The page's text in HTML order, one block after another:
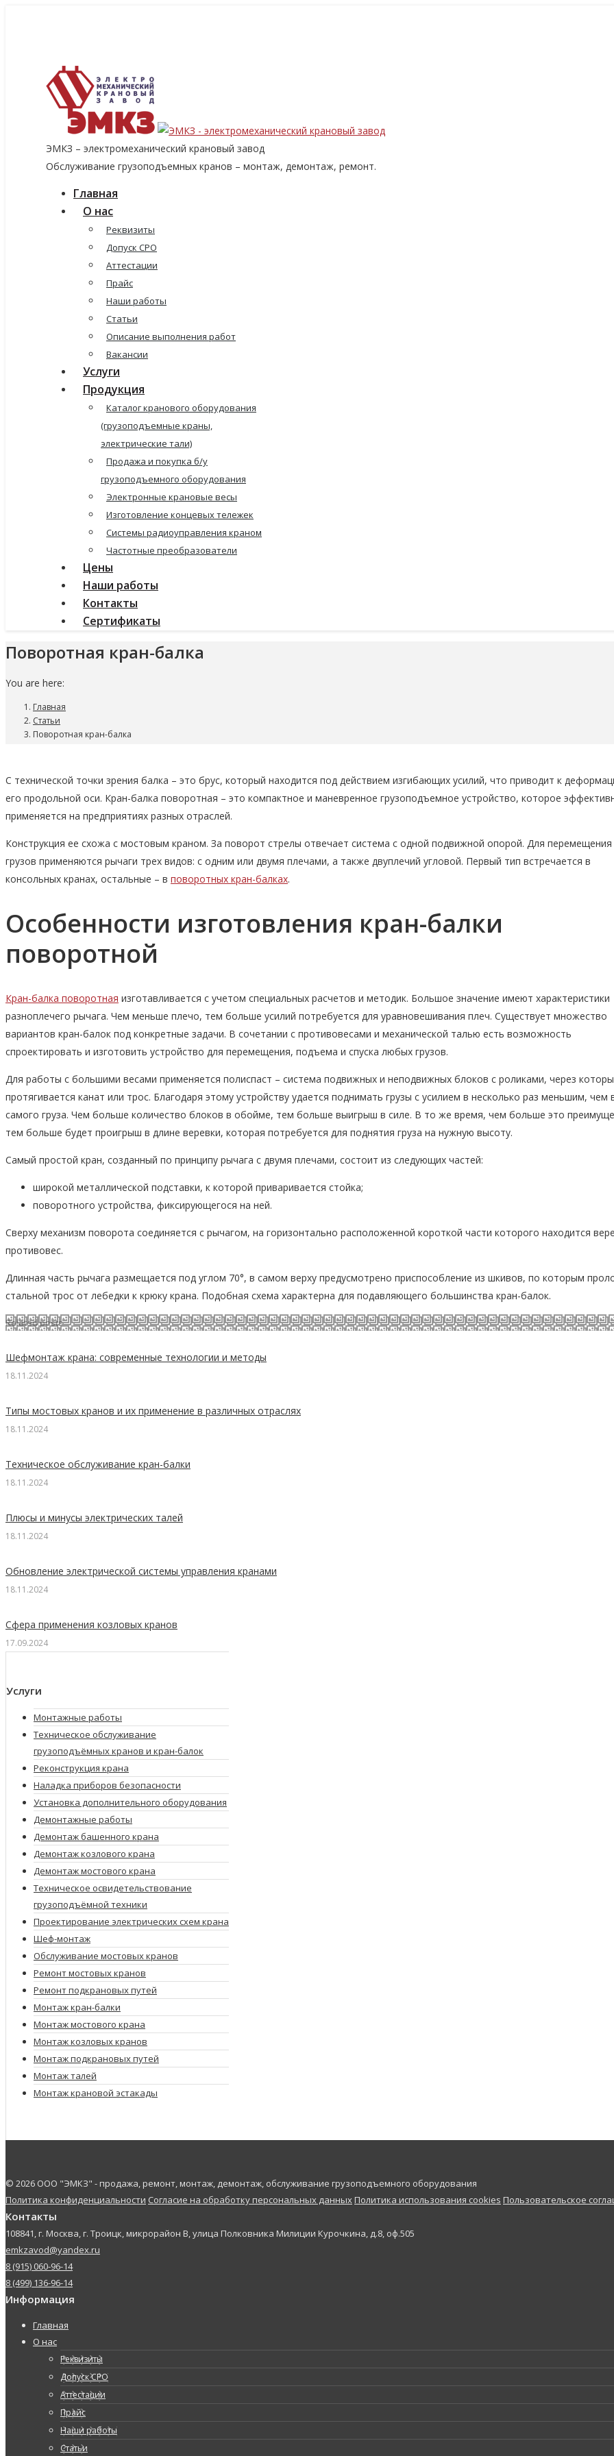
ЭМКЗ – электромеханический крановый завод
Обслуживание грузоподъемных кранов – монтаж, демонтаж, ремонт.
Главная
О нас
Реквизиты
Допуск СРО
Аттестации
Прайс
Наши работы
Статьи
Описание выполнения работ
Вакансии
Услуги
Продукция
Каталог кранового оборудования
(грузоподъемные краны,
электрические тали)
Продажа и покупка б/у
грузоподъемного оборудования
Электронные крановые весы
Изготовление концевых тележек
Системы радиоуправления краном
Частотные преобразователи
Цены
Наши работы
Контакты
Сертификаты
Поворотная кран-балка
You are here:
Главная
Статьи
Поворотная кран-балка
С технической точки зрения балка – это брус, который находится под действием изгибающих усилий, что приводит к
его продольной оси. Кран-балка поворотная – это компактное и маневренное грузоподъемное устройство, которое
применяется на предприятиях разных отраслей.
Конструкция ее схожа с мостовым краном. За поворот стрелы отвечает система с одной подвижной опорой. Для перемещения
грузов применяются рычаги трех видов: с одним или двумя плечами, а также двуплечий угловой. Первый тип встречается в
консольных кранах, остальные – в поворотных кран-балках.
Особенности изготовления кран-балки
поворотной
Кран-балка поворотная изготавливается с учетом специальных расчетов и методик. Большое значение имеют характеристики
разноплечего рычага. Чем меньше плечо, тем больше усилий потребуется для уравновешивания плеч. Существует множество
вариантов кран-балок под конкретные задачи. В сочетании с противовесами и механической талью есть возможность
спроектировать и изготовить устройство для перемещения, подъема и спуска любых грузов.
Для работы с большими весами применяется полиспаст – система подвижных и неподвижных блоков с роликами, через
протягивается канат или трос. Благодаря этому устройству удается поднимать грузы с усилием в несколько раз меньшим, чем
самого груза. Чем больше количество блоков в обойме, тем больше выигрыш в силе. В то же время, чем больше это
тем больше будет проигрыш в длине веревки, которая потребуется для поднятия груза на нужную высоту.
Самый простой кран, созданный по принципу рычага с двумя плечами, состоит из следующих частей:
широкой металлической подставки, к которой приваривается стойка;
поворотного устройства, фиксирующегося на ней.
Сверху механизм поворота соединяется с рычагом, на горизонтально расположенной короткой части которого находится
противовес.
Длинная часть рычага размещается под углом 70°, в самом верху предусмотрено приспособление из шкивов, по которым
стальной трос от лебедки к крюку крана. Подобная схема характерна для подавляющего большинства кран-балок.
Related posts
Шефмонтаж крана: современные технологии и методы
18.11.2024
Типы мостовых кранов и их применение в различных отраслях
18.11.2024
Техническое обслуживание кран-балки
18.11.2024
Плюсы и минусы электрических талей
18.11.2024
Обновление электрической системы управления кранами
18.11.2024
Сфера применения козловых кранов
17.09.2024
Услуги
Монтажные работы
Техническое обслуживание
грузоподъёмных кранов и кран-балок
Реконструкция крана
Наладка приборов безопасности
Установка дополнительного оборудования
Демонтажные работы
Демонтаж башенного крана
Демонтаж козлового крана
Демонтаж мостового крана
Техническое освидетельствование
грузоподъёмной техники
Проектирование электрических схем крана
Шеф-монтаж
Обслуживание мостовых кранов
Ремонт мостовых кранов
Ремонт подкрановых путей
Монтаж кран-балки
Монтаж мостового крана
Монтаж козловых кранов
Монтаж подкрановых путей
Монтаж талей
Монтаж крановой эстакады
© 2026 ООО "ЭМКЗ" - продажа, ремонт, монтаж, демонтаж, обслуживание грузоподъемного оборудования
Политика конфиденциальности Согласие на обработку персональных данныхПолитика использования cookies Пользовательское
Контакты
108841, г. Москва, г. Троицк, микрорайон В, улица Полковника Милиции Курочкина, д.8, оф.505
emkzavod@yandex.ru
8 (915) 060-96-14
8 (499) 136-96-14
Информация
Главная
О нас
Реквизиты
Допуск СРО
Аттестации
Прайс
Наши работы
Статьи